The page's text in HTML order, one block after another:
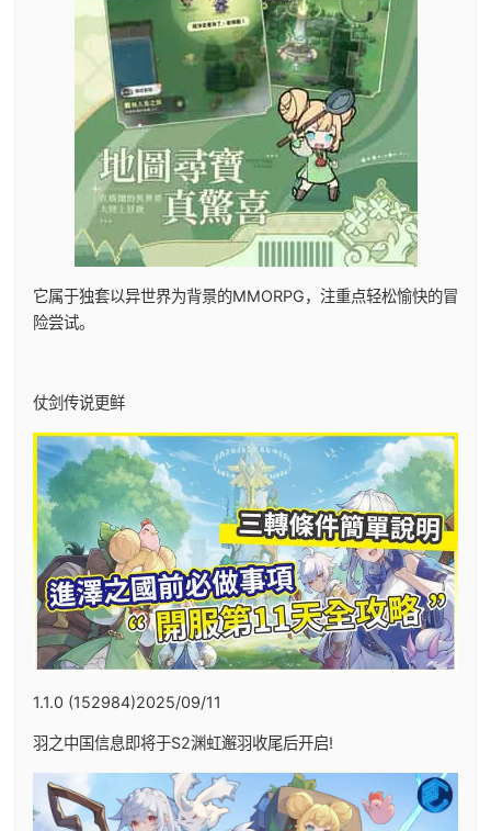
它属于独套以异世界为背景的MMORPG，注重点轻松愉快的冒
险尝试。
仗剑传说更鲜
1.1.0 (152984)2025/09/11
羽之中国信息即将于S2渊虹邂羽收尾后开启!